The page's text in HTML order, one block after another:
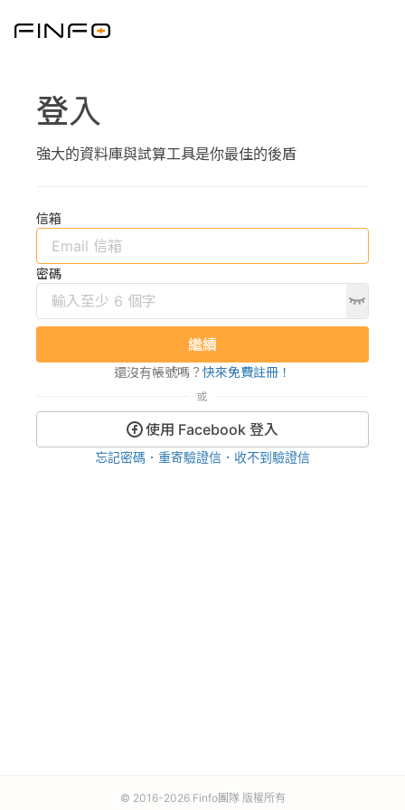
登入
強大的資料庫與試算工具是你最佳的後盾
信箱
密碼
繼續
還沒有帳號嗎？ 快來免費註冊！
或
使用 Facebook 登入
忘記密碼 ． 重寄驗證信 ． 收不到驗證信
© 2016-2026Finfo團隊 版權所有